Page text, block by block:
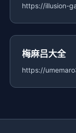
https://illusion-
梅麻吕大全
https://